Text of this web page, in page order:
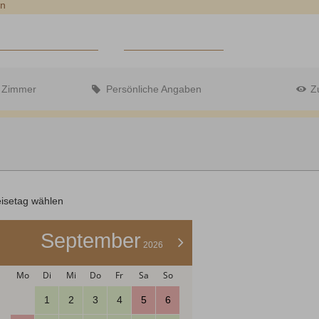
FRANKEN
Zimmer Persönliche Angaben
wählen
>
September 2026
Mo Di Mi Do Fr Sa So
1 2 3 4 5 6